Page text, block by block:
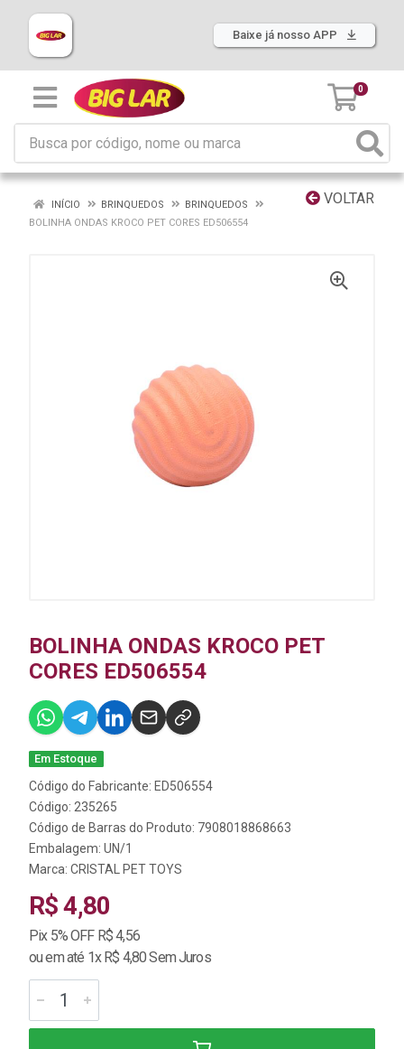
Baixe já nosso APP
0
VOLTAR
INÍCIO BRINQUEDOS
BRINQUEDOS
BOLINHA ONDAS KROCO PET CORES ED506554
BOLINHA ONDAS KROCO PET
CORES ED506554
Em Estoque
Código do Fabricante: ED506554
Código: 235265
Código de Barras do Produto: 7908018868663
Embalagem: UN/1
Marca: CRISTAL PET TOYS
R$ 4,80
Pix 5% OFF R$ 4,56
ou em até 1x R$ 4,80 Sem Juros